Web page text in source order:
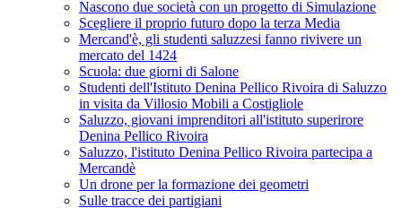
Nascono due società con un progetto di Simulazione
Scegliere il proprio futuro dopo la terza Media
Mercand'è, gli studenti saluzzesi fanno rivivere un
mercato del 1424
Scuola: due giorni di Salone
Studenti dell'Istituto Denina Pellico Rivoira di Saluzzo
in visita da Villosio Mobili a Costigliole
Saluzzo, giovani imprenditori all'istituto superirore
Denina Pellico Rivoira
Saluzzo, l'istituto Denina Pellico Rivoira partecipa a
Mercandè
Un drone per la formazione dei geometri
Sulle tracce dei partigiani